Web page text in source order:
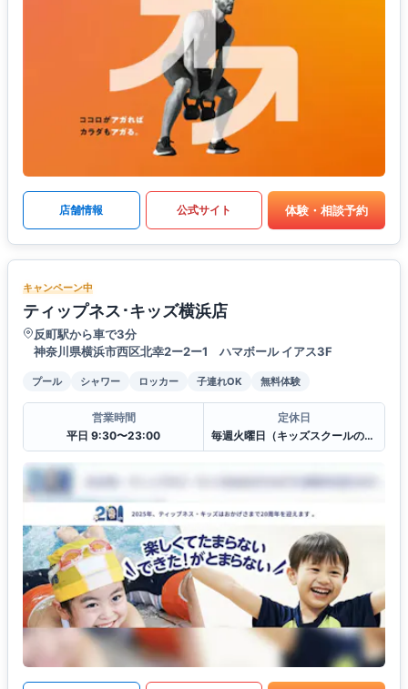
店舗情報 公式サイト 体験・相談予約
キャンペーン中
ティップネス･キッズ横浜店
反町駅から車で3分
神奈川県横浜市西区北幸2ー2ー1 ハマボール イアス3F
プール シャワー ロッカー 子連れOK 無料体験
営業時間
平日 9:30〜23:00
定休日
毎週火曜日（キッズスクールのみ営業）